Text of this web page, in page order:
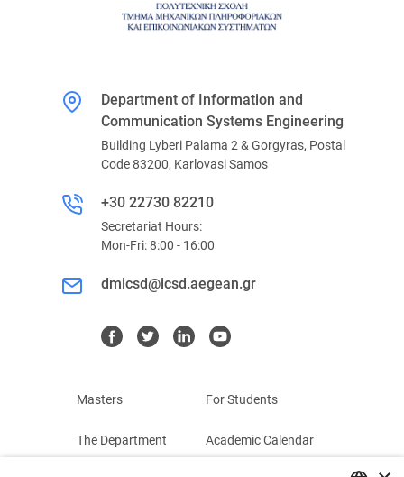
Department of Information and
Communication Systems Engineering
Building Lyberi Palama 2 & Gorgyras, Postal
Code 83200, Karlovasi Samos
+30 22730 82210
Secretariat Hours:
Mon-Fri: 8:00 - 16:00
dmicsd@icsd.aegean.gr
Masters
The Department
For Students
Academic Calendar